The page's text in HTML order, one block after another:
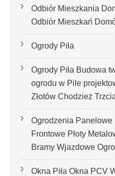
Odbiór Mieszkania
Odbiór Mieszkań
Ogrody Piła
Ogrody Piła Budowa
ogrodu w Pile
Złotów Chodzież
Ogrodzenia
Frontowe Płoty
Bramy Wjazdowe
Okna Piła Okna PCV